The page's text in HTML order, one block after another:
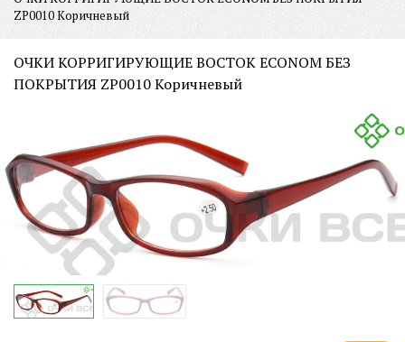
ZP0010 Коричневый
ОЧКИ КОРРИГИРУЮЩИЕ BOCTOK ECONOM БЕЗ
ПОКРЫТИЯ ZP0010 Коричневый